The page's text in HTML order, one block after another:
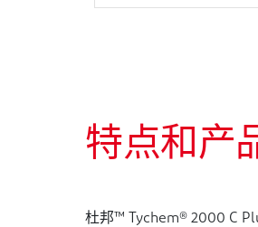
特点和产
杜邦™ Tychem® 2000 C